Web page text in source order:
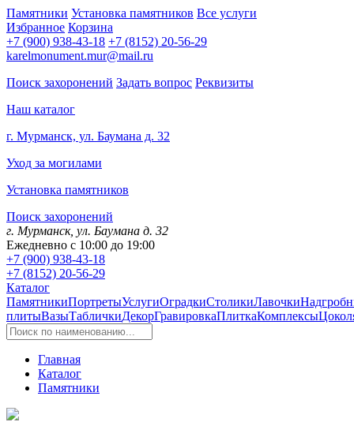
Памятники Установка памятников Все услуги
Избранное Корзина
+7 (900) 938-43-18 +7 (8152) 20-56-29
karelmonument.mur@mail.ru
Поиск захоронений Задать вопрос Реквизиты
Наш каталог
г. Мурманск, ул. Баумана д. 32
Уход за могилами
Установка памятников
Поиск захоронений
г. Мурманск, ул. Баумана д. 32
Ежедневно с 10:00 до 19:00
+7 (900) 938-43-18
+7 (8152) 20-56-29
Каталог
ПамятникиПортретыУслугиОградкиСтоликиЛавочки
плитыВазыТабличкиДекорГравировкаПлиткаКомплексы
Главная
Каталог
Памятники